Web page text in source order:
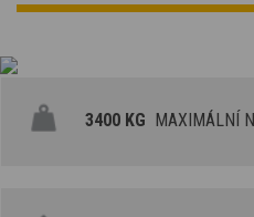
3400 KG MAXIMÁLNÍ